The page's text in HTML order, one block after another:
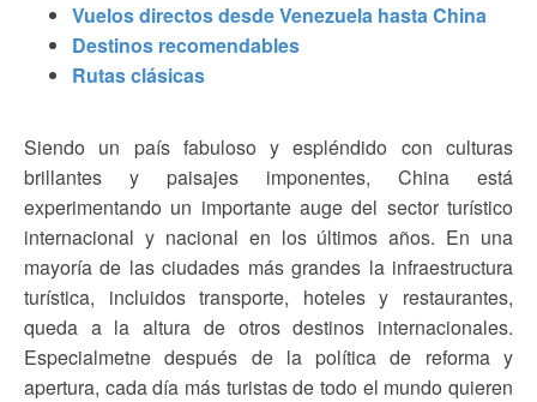
Vuelos directos desde Venezuela hasta China
Destinos recomendables
Rutas clásicas
Siendo un país fabuloso y espléndido con culturas
brillantes y paisajes imponentes, China está
experimentando un importante auge del sector turístico
internacional y nacional en los últimos años. En una
mayoría de las ciudades más grandes la infraestructura
turística, incluidos transporte, hoteles y restaurantes,
queda a la altura de otros destinos internacionales.
Especialmetne después de la política de reforma y
apertura, cada día más turistas de todo el mundo quieren